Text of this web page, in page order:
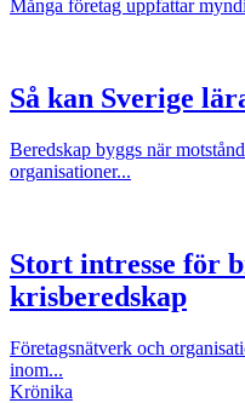
Många företag uppfattar
Så kan Sverige
Beredskap byggs när
organisationer...
Stort intresse för
krisberedskap
Företagsnätverk och
inom...
Krönika